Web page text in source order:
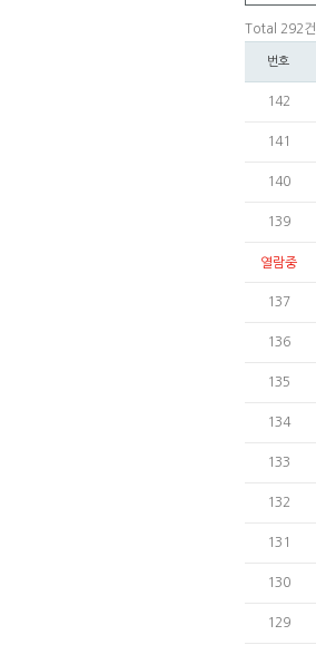
Total 292건
번호
142
141
140
139
열람중
137
136
135
134
133
132
131
130
129